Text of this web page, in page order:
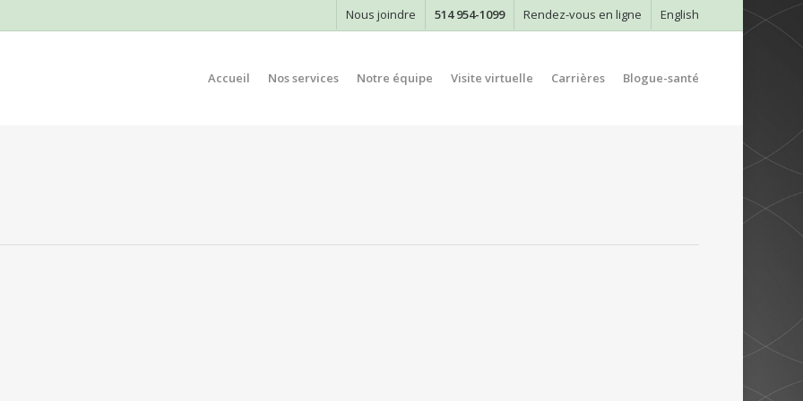
Nous joindre 514 954-1099 Rendez-vous en ligne English
Accueil Nos services Notre équipe Visite virtuelle Carrières Blogue-santé